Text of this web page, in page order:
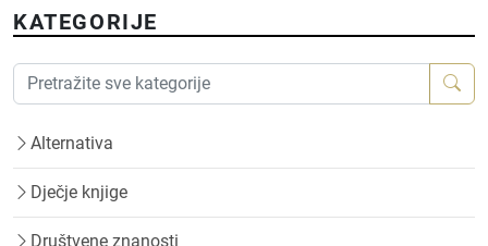
KATEGORIJE
Alternativa
Dječje knjige
Društvene znanosti